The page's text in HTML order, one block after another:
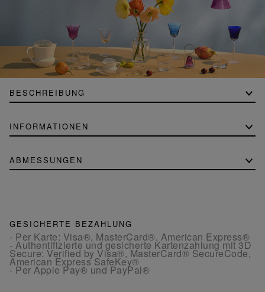
BESCHREIBUNG
INFORMATIONEN
ABMESSUNGEN
GESICHERTE BEZAHLUNG
- Per Karte: Visa®, MasterCard®, American Express®
- Authentifizierte und gesicherte Kartenzahlung mit 3D
Secure: Verified by Visa®, MasterCard® SecureCode,
American Express SafeKey®
- Per Apple Pay® und PayPal®